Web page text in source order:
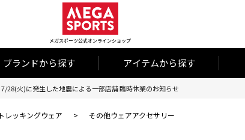
メガスポーツ公式オンラインショップ
ブランドから探す アイテムから探す
7/28(火)に発生した地震による一部店舗 臨時休業のお知らせ
レッキングウェア > その他ウェアアクセサリー